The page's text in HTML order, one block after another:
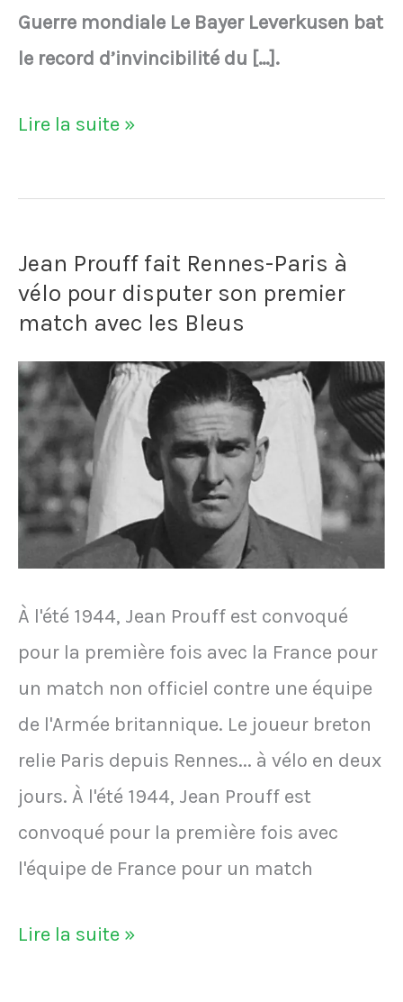
Guerre mondiale Le Bayer Leverkusen bat
le record d’invincibilité du […].
Le
Leverkusen
le
record
du
Benfica
d'Eusebio
avec
49
matches
défaite
d'affilée
après
avoir
arraché
le
match
nul
Lire la suite »
Jean Prouff fait Rennes-Paris à
vélo pour disputer son premier
match avec les Bleus
À l'été 1944, Jean Prouff est convoqué
pour la première fois avec la France pour
un match non officiel contre une équipe
de l'Armée britannique. Le joueur breton
relie Paris depuis Rennes... à vélo en deux
jours. À l'été 1944, Jean Prouff est
convoqué pour la première fois avec
l'équipe de France pour un match
Jean
Lire la suite »